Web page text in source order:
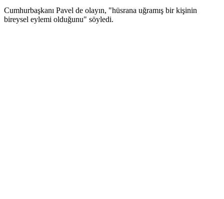
Cumhurbaşkanı Pavel de olayın, "hüsrana uğramış bir kişinin
bireysel eylemi olduğunu" söyledi.